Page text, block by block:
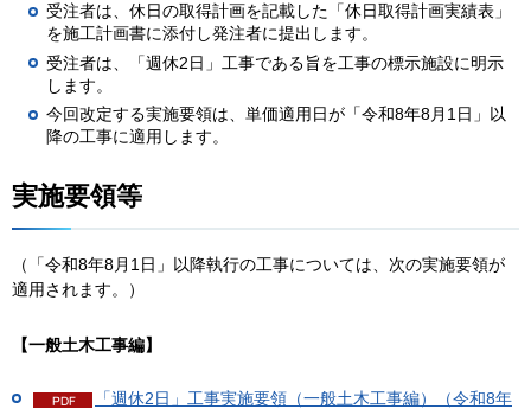
受注者は、休日の取得計画を記載した「休日取得計画実績表」
を施工計画書に添付し発注者に提出します。
受注者は、「週休2日」工事である旨を工事の標示施設に明示
します。
今回改定する実施要領は、単価適用日が「令和8年8月1日」以
降の工事に適用します。
実施要領等
（「令和8年8月1日」以降執行の工事については、次の実施要領が
適用されます。）
【一般土木工事編】
「週休2日」工事実施要領（一般土木工事編）（令和8年